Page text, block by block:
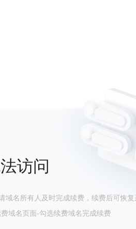
访问
域名所有人及时完成续费，续费后可恢复
域名页面-勾选续费域名完成续费